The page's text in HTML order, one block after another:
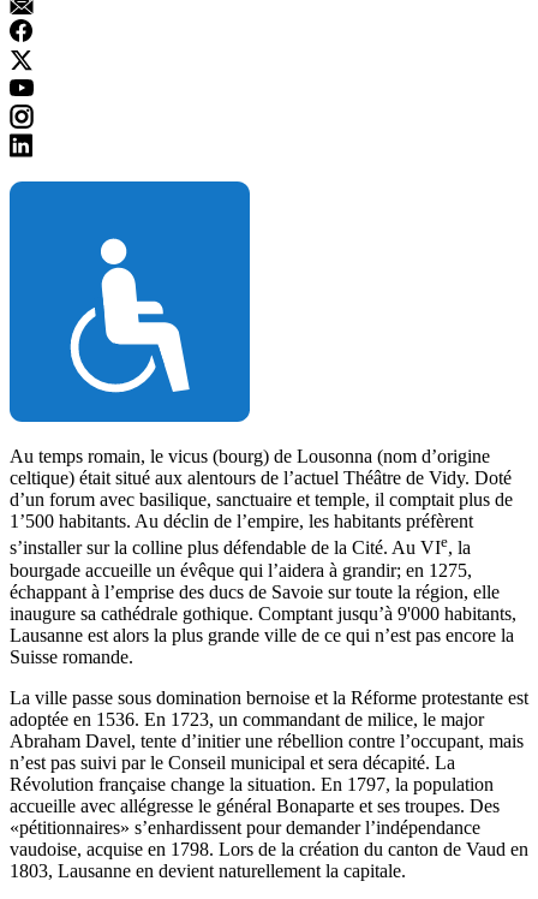
Au temps romain, le vicus (bourg) de Lousonna (nom d’origine
celtique) était situé aux alentours de l’actuel Théâtre de Vidy. Doté
d’un forum avec basilique, sanctuaire et temple, il comptait plus de
1’500 habitants. Au déclin de l’empire, les habitants préfèrent
s’installer sur la colline plus défendable de la Cité. Au VIe, la
bourgade accueille un évêque qui l’aidera à grandir; en 1275,
échappant à l’emprise des ducs de Savoie sur toute la région, elle
inaugure sa cathédrale gothique. Comptant jusqu’à 9'000 habitants,
Lausanne est alors la plus grande ville de ce qui n’est pas encore la
Suisse romande.
La ville passe sous domination bernoise et la Réforme protestante est
adoptée en 1536. En 1723, un commandant de milice, le major
Abraham Davel, tente d’initier une rébellion contre l’occupant, mais
n’est pas suivi par le Conseil municipal et sera décapité. La
Révolution française change la situation. En 1797, la population
accueille avec allégresse le général Bonaparte et ses troupes. Des
«pétitionnaires» s’enhardissent pour demander l’indépendance
vaudoise, acquise en 1798. Lors de la création du canton de Vaud en
1803, Lausanne en devient naturellement la capitale.